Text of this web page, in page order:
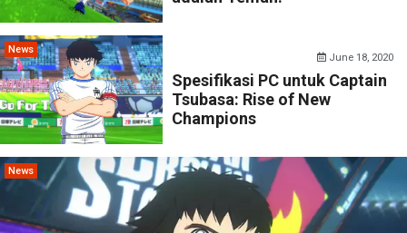
News
June 18, 2020
Spesifikasi PC untuk Captain
Tsubasa: Rise of New
Champions
News